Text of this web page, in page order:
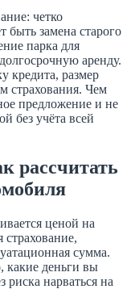
четко
замена старого
парка для
аренду.
кредита, размер
страхования. Чем
предложение и не
без учёта всей
рассчитать
ценой на
страхование,
сумма.
какие деньги вы
риска нарваться на